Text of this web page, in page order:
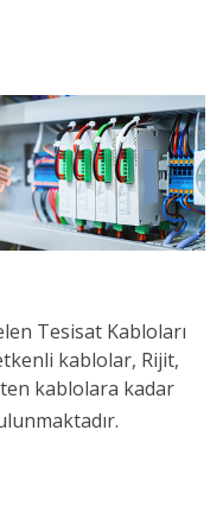
Tesisat Kabloları
kablolar, Rijit,
kablolara kadar